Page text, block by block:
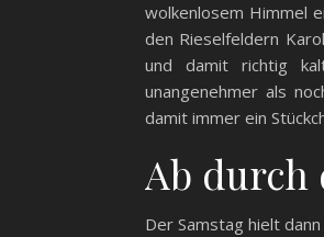
wolkenlosem Himmel
den Rieselfeldern
und damit richtig
unangenehmer als
damit immer ein
Ab durch
Der Samstag hielt